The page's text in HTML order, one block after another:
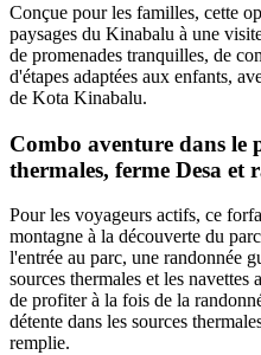
Conçue pour les familles, cette
paysages du Kinabalu à une
de promenades tranquilles, de
d'étapes adaptées aux enfants,
de Kota Kinabalu.
Combo aventure dans le
thermales, ferme Desa et
Pour les voyageurs actifs, ce
montagne à la découverte du
l'entrée au parc, une randonnée
sources thermales et les
de profiter à la fois de la
détente dans les sources
remplie.